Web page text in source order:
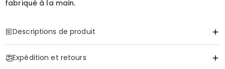
fabriqué à la main.
Descriptions de produit
Expédition et retours